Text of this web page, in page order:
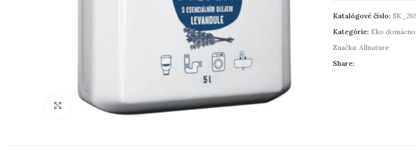
Klikni na zväčšenie
Katalógové číslo:
Kategórie: Eko
Značka: Allnature
Share: